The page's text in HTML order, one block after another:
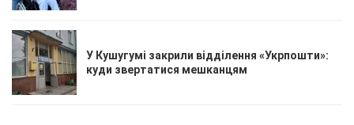
У Кушугумі закрили відділення «Укрпошти»:
куди звертатися мешканцям